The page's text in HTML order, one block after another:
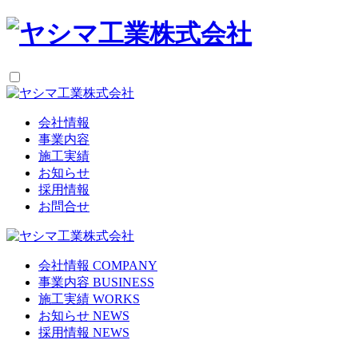
会社情報
事業内容
施工実績
お知らせ
採用情報
お問合せ
会社情報 COMPANY
事業内容 BUSINESS
施工実績 WORKS
お知らせ NEWS
採用情報 NEWS